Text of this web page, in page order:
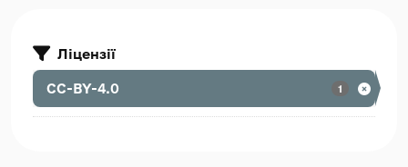
Ліцензії
CC-BY-4.0 1